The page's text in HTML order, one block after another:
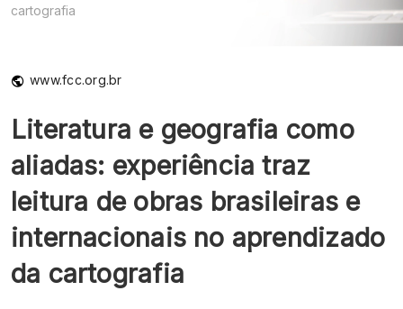
cartografia
www.fcc.org.br
Literatura e geografia como
aliadas: experiência traz
leitura de obras brasileiras e
internacionais no aprendizado
da cartografia